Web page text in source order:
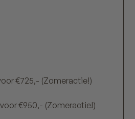
€725,- (Zomeractie!)
€950,- (Zomeractie!)